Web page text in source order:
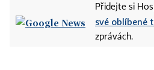
Přidejte si
své oblíbené
zprávách.